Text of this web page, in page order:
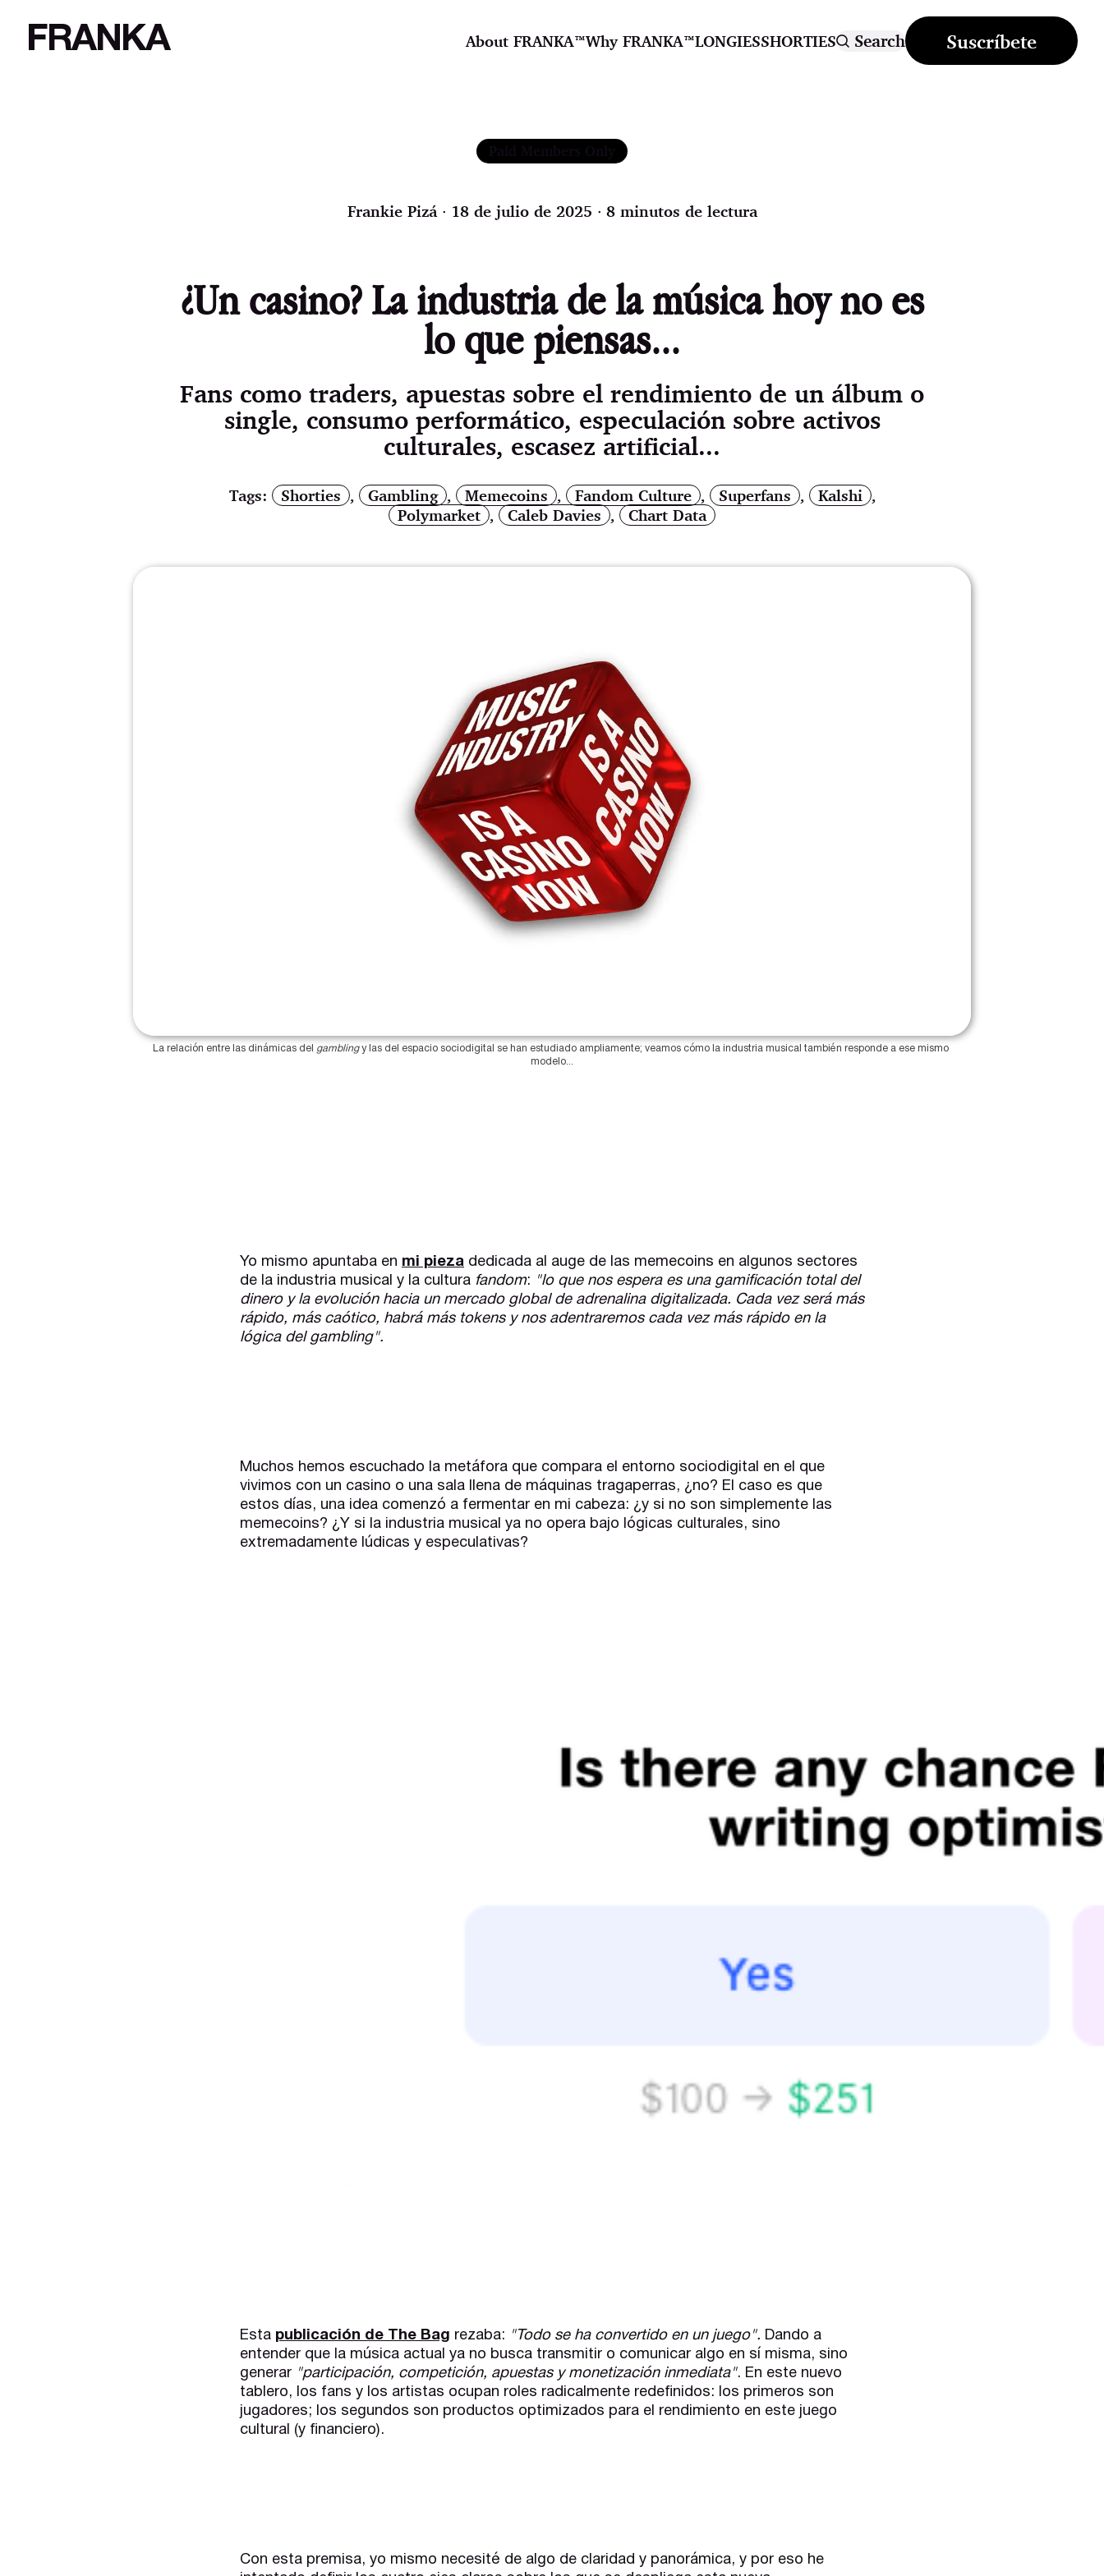
FRANKA About FRANKA™️Why FRANKA™️LONGIESSHORTIES Search Suscríbete
Frankie Pizá ∙ 18 de julio de 2025 ∙ 8 minutos de lectura
¿Un casino? La industria de la música hoy no es
lo que piensas...
Fans como traders, apuestas sobre el rendimiento de un álbum o
single, consumo performático, especulación sobre activos
culturales, escasez artificial...
Tags: Shorties , Gambling , Memecoins , Fandom Culture , Superfans , Kalshi ,
Polymarket , Caleb Davies , Chart Data
La relación entre las dinámicas del gambling y las del espacio sociodigital se han estudiado ampliamente; veamos cómo la industria musical también responde a ese mismo
modelo...
Yo mismo apuntaba en mi pieza dedicada al auge de las memecoins en algunos sectores
de la industria musical y la cultura fandom: "lo que nos espera es una gamificación total del
dinero y la evolución hacia un mercado global de adrenalina digitalizada. Cada vez será más
rápido, más caótico, habrá más tokens y nos adentraremos cada vez más rápido en la
lógica del gambling".
Muchos hemos escuchado la metáfora que compara el entorno sociodigital en el que
vivimos con un casino o una sala llena de máquinas tragaperras, ¿no? El caso es que
estos días, una idea comenzó a fermentar en mi cabeza: ¿y si no son simplemente las
memecoins? ¿Y si la industria musical ya no opera bajo lógicas culturales, sino
extremadamente lúdicas y especulativas?
Esta publicación de The Bag rezaba: "Todo se ha convertido en un juego". Dando a
entender que la música actual ya no busca transmitir o comunicar algo en sí misma, sino
generar "participación, competición, apuestas y monetización inmediata". En este nuevo
tablero, los fans y los artistas ocupan roles radicalmente redefinidos: los primeros son
jugadores; los segundos son productos optimizados para el rendimiento en este juego
cultural (y financiero).
Con esta premisa, yo mismo necesité de algo de claridad y panorámica, y por eso he